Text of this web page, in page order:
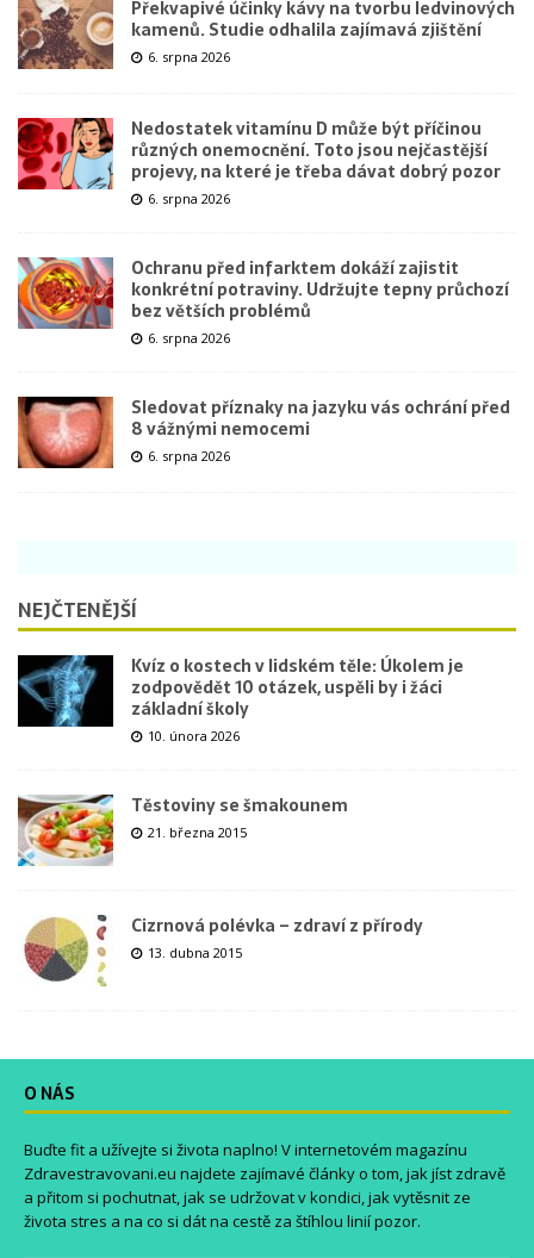
Překvapivé účinky kávy na tvorbu ledvinových
kamenů. Studie odhalila zajímavá zjištění
6. srpna 2026
Nedostatek vitamínu D může být příčinou
různých onemocnění. Toto jsou nejčastější
projevy, na které je třeba dávat dobrý pozor
6. srpna 2026
Ochranu před infarktem dokáží zajistit
konkrétní potraviny. Udržujte tepny průchozí
bez větších problémů
6. srpna 2026
Sledovat příznaky na jazyku vás ochrání před
8 vážnými nemocemi
6. srpna 2026
NEJČTENĚJŠÍ
Kvíz o kostech v lidském těle: Úkolem je
zodpovědět 10 otázek, uspěli by i žáci
základní školy
10. února 2026
Těstoviny se šmakounem
21. března 2015
Cizrnová polévka – zdraví z přírody
13. dubna 2015
O NÁS
Buďte fit a užívejte si života naplno! V internetovém magazínu
Zdravestravovani.eu najdete zajímavé články o tom, jak jíst zdravě
a přitom si pochutnat, jak se udržovat v kondici, jak vytěsnit ze
života stres a na co si dát na cestě za štíhlou linií pozor.